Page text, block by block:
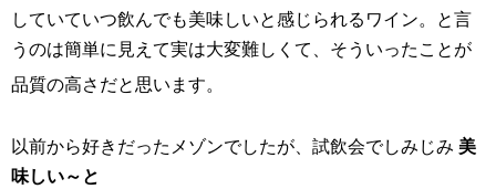
していていつ飲んでも美味しいと感じられるワイン。と言
うのは簡単に見えて実は大変難しくて、そういったことが
品質の高さだと思います。
以前から好きだったメゾンでしたが、試飲会でしみじみ 美
味しい～と